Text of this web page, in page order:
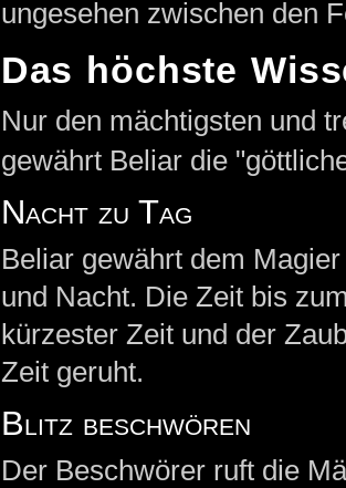
ungesehen zwischen den
Das höchste
Nur den mächtigsten und
gewährt Beliar die
Nacht zu Tag
Beliar gewährt dem
und Nacht. Die Zeit bis
kürzester Zeit und der
Zeit geruht.
Blitz beschwören
Der Beschwörer ruft die